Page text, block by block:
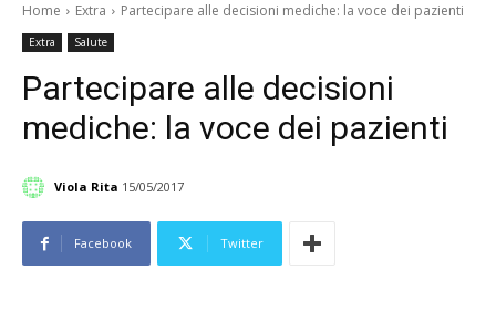
Home Extra Partecipare alle decisioni mediche: la voce dei pazienti
Extra Salute
Partecipare alle decisioni
mediche: la voce dei pazienti
Viola Rita 15/05/2017
Facebook Twitter